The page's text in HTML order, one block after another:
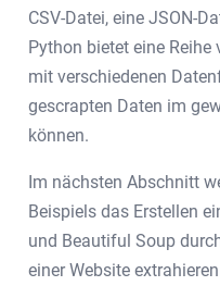
CSV-Datei, eine JSON-
Python bietet eine
mit verschiedenen
gescrapten Daten im
können.
Im nächsten Abschnitt
Beispiels das Erstellen
und Beautiful Soup
einer Website